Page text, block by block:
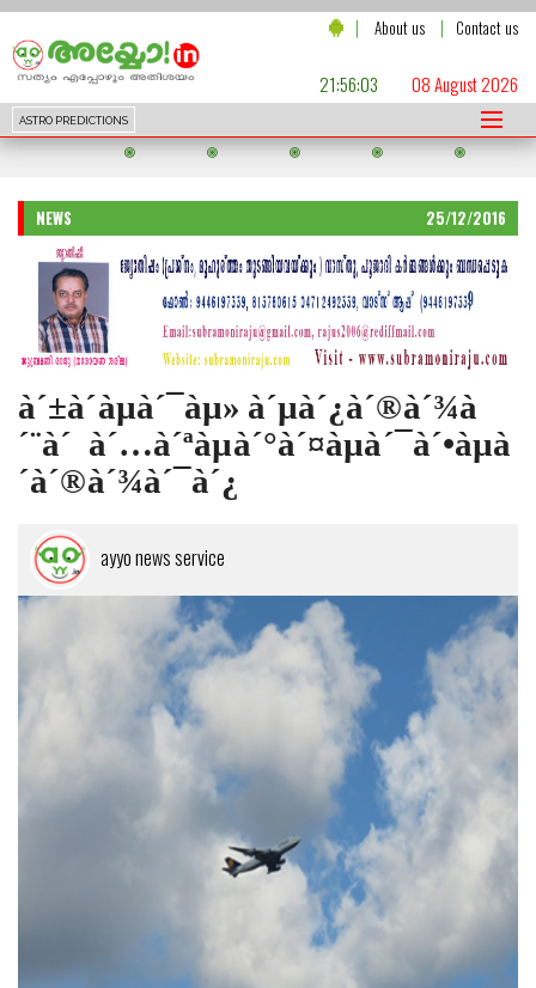
| About us | Contact us
ASTRO PREDICTIONS
21:56:05 08 August 2026
NEWS 25/12/2016
à´±à´·àµà´¯àµ» à´µà´¿à´®à´¾à
´¨à´‚ à´…à´ªàµà´°à´¤àµà´¯à´•àµà
´·à´®à´¾à´¯à´¿
ayyo news service